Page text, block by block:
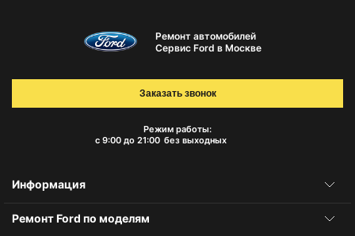
Ремонт автомобилей
Сервис Ford в Москве
Режим работы:
с 9:00 до 21:00 без выходных
Заказать звонок
Информация
Ремонт Ford по моделям